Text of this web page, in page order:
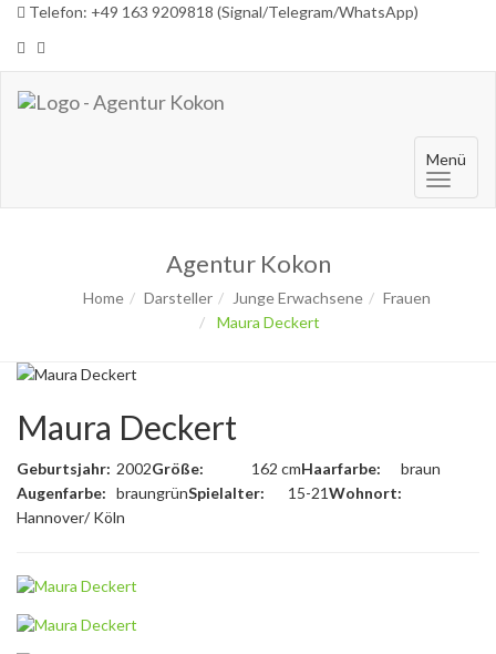
Telefon: +49 163 9209818 (Signal/Telegram/WhatsApp)
Menü
Agentur Kokon
Home Darsteller Junge Erwachsene
Frauen
Maura Deckert
Maura Deckert
Geburtsjahr: 2002Größe: 162 cmHaarfarbe:
braun
Augenfarbe: braungrünSpielalter: 15-21Wohnort:
Hannover/ Köln